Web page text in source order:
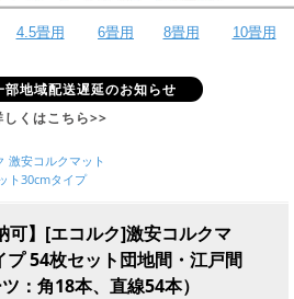
4.5畳用 6畳用 8畳用 10畳用
部地域配送遅延のお知らせ
しくはこちら>>
激安コルクマット
ト30cmタイプ
可】[エコルク]激安コルクマ
54枚セット団地間・江戸間
：角18本、直線54本）